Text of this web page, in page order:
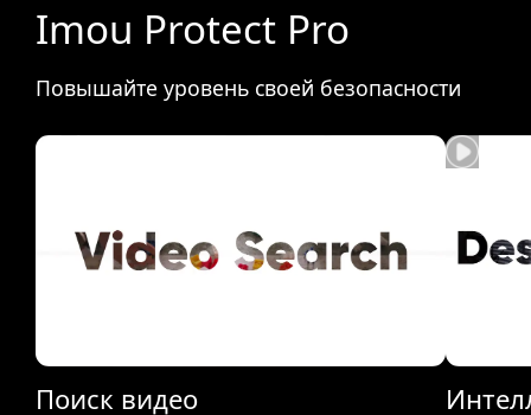
Imou Protect Pro
Повышайте уровень своей безопасности
Поиск видео